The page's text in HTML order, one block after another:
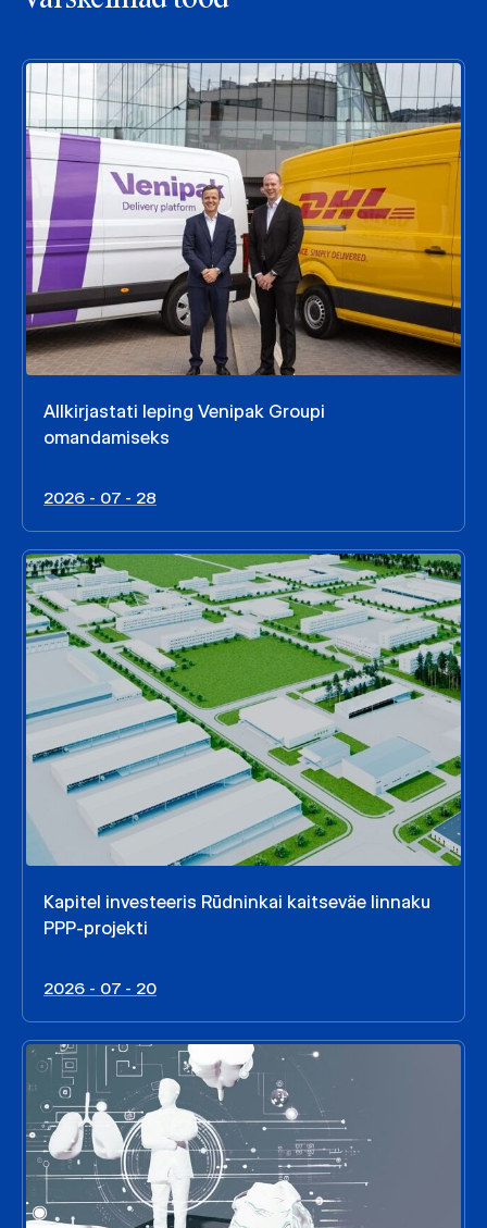
Allkirjastati leping Venipak Groupi
omandamiseks
2026 - 07 - 28
Kapitel investeeris Rūdninkai kaitseväe linnaku
PPP-projekti
2026 - 07 - 20